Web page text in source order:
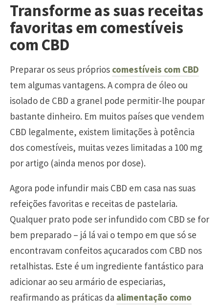
Transforme as suas receitas
favoritas em comestíveis
com CBD
Preparar os seus próprios comestíveis com CBD
tem algumas vantagens. A compra de óleo ou
isolado de CBD a granel pode permitir-lhe poupar
bastante dinheiro. Em muitos países que vendem
CBD legalmente, existem limitações à potência
dos comestíveis, muitas vezes limitadas a 100 mg
por artigo (ainda menos por dose).
Agora pode infundir mais CBD em casa nas suas
refeições favoritas e receitas de pastelaria.
Qualquer prato pode ser infundido com CBD se for
bem preparado – já lá vai o tempo em que só se
encontravam confeitos açucarados com CBD nos
retalhistas. Este é um ingrediente fantástico para
adicionar ao seu armário de especiarias,
reafirmando as práticas da alimentação como